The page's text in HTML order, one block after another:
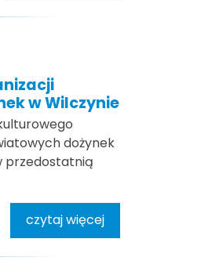
w Wilczynie
dożynek
przedostatnią
czytaj więcej